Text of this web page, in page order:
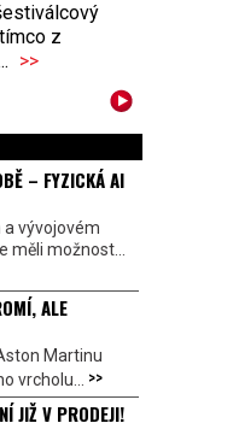
z
>>
– FYZICKÁ AI
a vývojovém
měli možnost...
ALE
Martinu
vrcholu... >>
JIŽ V PRODEJI!